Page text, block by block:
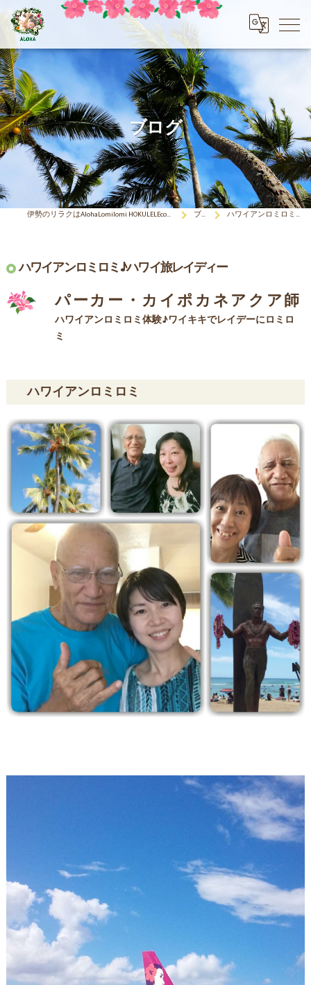
ブログ
伊勢のリラクはAlohaLomilomi HOKULELEcoco(アロハロミロミ ホクレレココ)☆彡 ブログ ハワイアンロミロミ♪ハワイ旅レイディー
ハワイアンロミロミ♪ハワイ旅レイディー
ハワイアンロミロミ体験♪ワイキキでレイデーにロミロ
ミ
パーカー・カイポカネアクア師
ハワイアンロミロミ